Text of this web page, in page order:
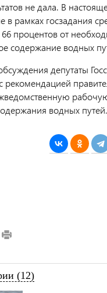
не дала. В
в рамках госзадания
66 процентов от
содержание водных
депутаты
рекомендацией
водных путей.
(12)